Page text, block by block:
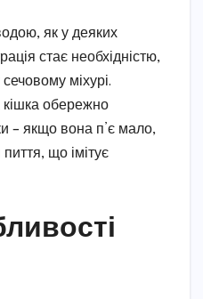
як у деяких
стає необхідністю,
міхурі.
кішка обережно
– якщо вона п’є мало,
що імітує